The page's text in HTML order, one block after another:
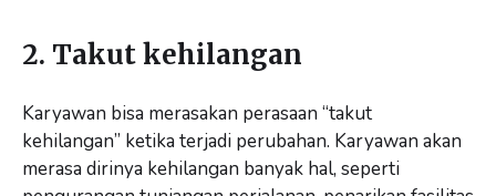
2. Takut kehilangan
Karyawan bisa merasakan perasaan “takut
kehilangan” ketika terjadi perubahan. Karyawan akan
merasa dirinya kehilangan banyak hal, seperti